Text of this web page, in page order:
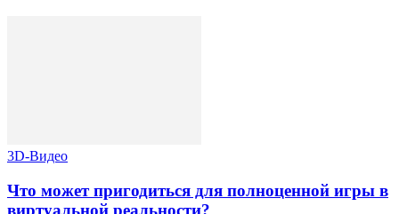
3D-Видео
Что может пригодиться для полноценной игры в
виртуальной реальности?